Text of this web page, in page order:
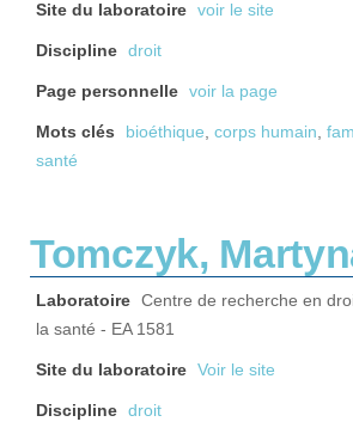
Site du laboratoire voir le site
Discipline droit
Page personnelle voir la page
Mots clés bioéthique, corps humain,
santé
Tomczyk,
Laboratoire Centre de recherche en
la santé - EA 1581
Site du laboratoire Voir le site
Discipline droit